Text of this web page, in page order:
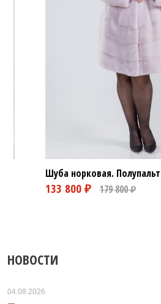
Шуба норковая.
НОВОСТИ
04.08.2026